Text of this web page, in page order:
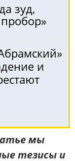
и
мы
тезисы и